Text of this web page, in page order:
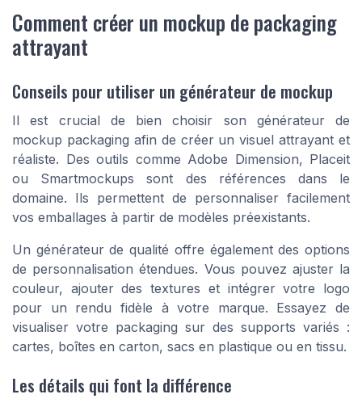
Comment créer un mockup de packaging
attrayant
Conseils pour utiliser un générateur de mockup
Il est crucial de bien choisir son générateur de
mockup packaging afin de créer un visuel attrayant et
réaliste. Des outils comme Adobe Dimension, Placeit
ou Smartmockups sont des références dans le
domaine. Ils permettent de personnaliser facilement
vos emballages à partir de modèles préexistants.
Un générateur de qualité offre également des options
de personnalisation étendues. Vous pouvez ajuster la
couleur, ajouter des textures et intégrer votre logo
pour un rendu fidèle à votre marque. Essayez de
visualiser votre packaging sur des supports variés :
cartes, boîtes en carton, sacs en plastique ou en tissu.
Les détails qui font la différence